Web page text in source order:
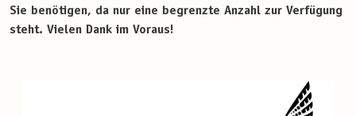
Sie benötigen, da nur eine begrenzte Anzahl zur Verfügung
steht. Vielen Dank im Voraus!